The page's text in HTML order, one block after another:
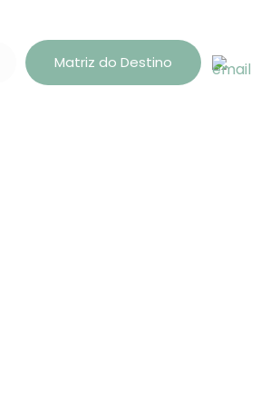
Matriz do Destino